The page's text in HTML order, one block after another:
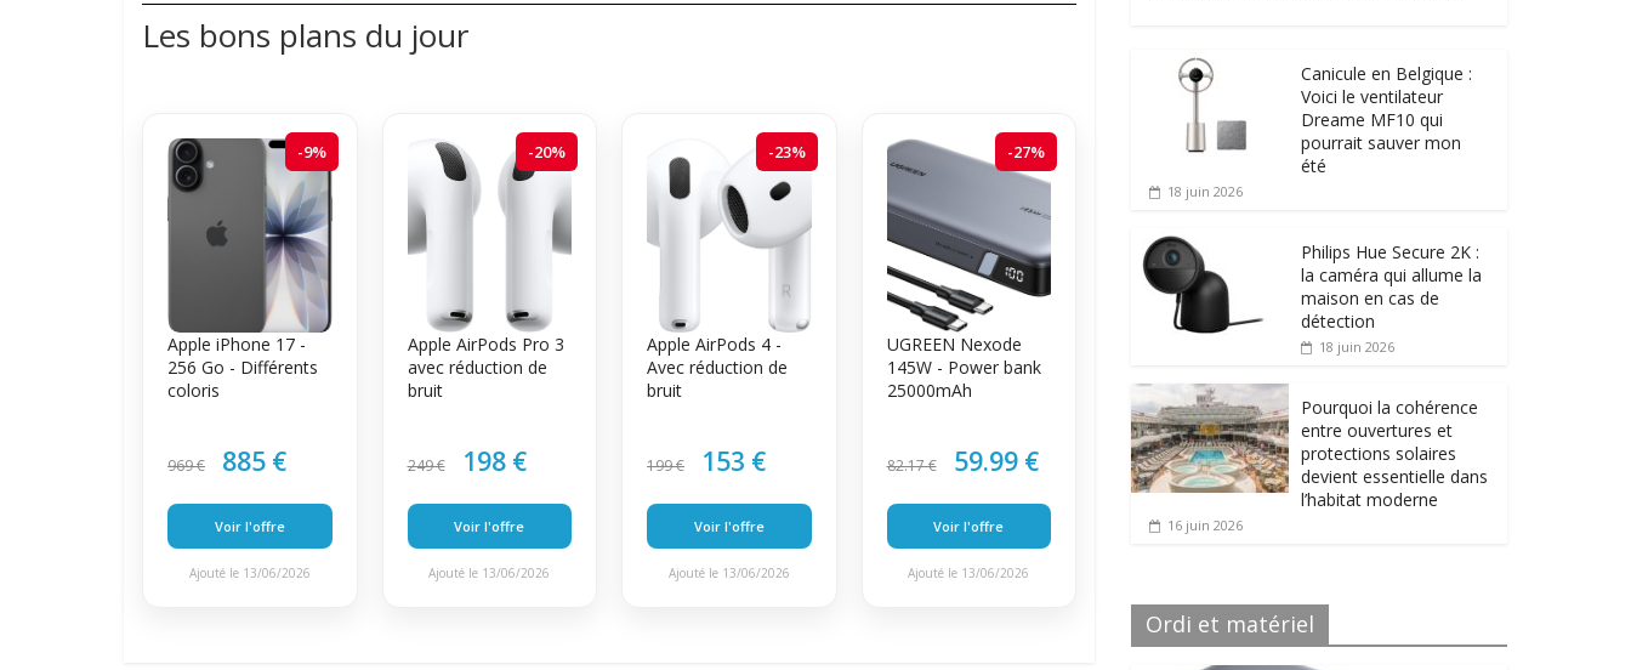
Les bons plans du jour
-9%
Apple iPhone 17 -
256 Go - Différents
coloris
969 € 885 €
Voir l'offre
Ajouté le 13/06/2026
-20%
Apple AirPods Pro 3
avec réduction de
bruit
249 € 198 €
Voir l'offre
Ajouté le 13/06/2026
-23%
Apple AirPods 4 -
Avec réduction de
bruit
199 € 153 €
Voir l'offre
Ajouté le 13/06/2026
-27%
UGREEN Nexode
145W - Power bank
25000mAh
82.17 € 59.99 €
Voir l'offre
Ajouté le 13/06/2026
Canicule en Belgique :
Voici le ventilateur
Dreame MF10 qui
pourrait sauver mon
été
18 juin 2026
Philips Hue Secure 2K :
la caméra qui allume la
maison en cas de
détection
18 juin 2026
Pourquoi la cohérence
entre ouvertures et
protections solaires
devient essentielle dans
l’habitat moderne
16 juin 2026
Ordi et matériel